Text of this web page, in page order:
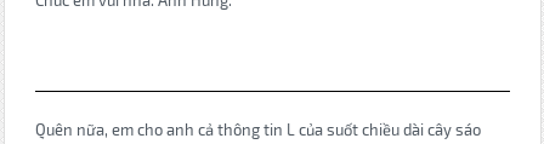
Quên nữa, em cho anh cả thông tin L của suốt chiều dài cây sáo